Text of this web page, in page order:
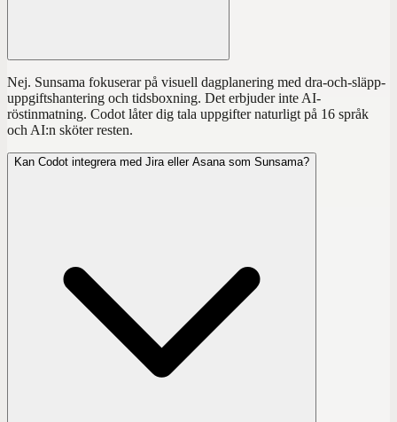
Nej. Sunsama fokuserar på visuell dagplanering med dra-och-släpp-
uppgiftshantering och tidsboxning. Det erbjuder inte AI-
röstinmatning. Codot låter dig tala uppgifter naturligt på 16 språk
och AI:n sköter resten.
Kan Codot integrera med Jira eller Asana som Sunsama?